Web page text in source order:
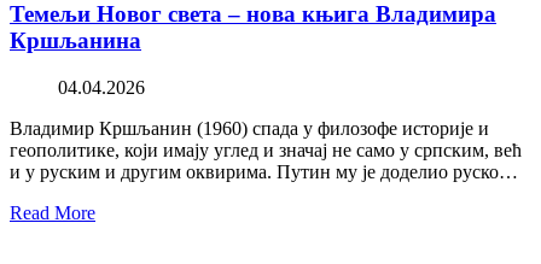
Темељи Новог света – нова књига Владимира
Кршљанина
04.04.2026
Владимир Кршљанин (1960) спада у филозофе историје и
геополитике, који имају углед и значај не само у српским, већ
и у руским и другим оквирима. Путин му је доделио руско…
Read More